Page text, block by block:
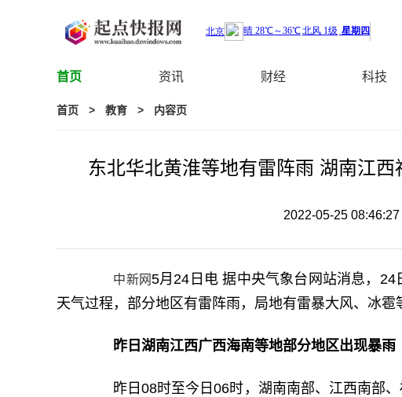
首页 资讯 财经 科技
首页 > 教育 > 内容页
东北华北黄淮等地有雷阵雨 湖南江西
2022-05-25 08:46:27
中新网5月24日电 据中央气象台网站消息，
天气过程，部分地区有雷阵雨，局地有雷暴大风、冰雹
昨日湖南江西广西海南等地部分地区出现暴雨
昨日08时至今日06时，湖南南部、江西南部、